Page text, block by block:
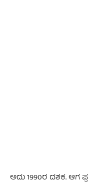
ಅದು 1990ರ ದಶಕ. ಆಗ